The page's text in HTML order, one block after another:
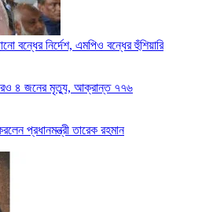
বন্ধের নির্দেশ, এমপিও বন্ধের হুঁশিয়ারি
৪ জনের মৃত্যু, আক্রান্ত ৭৭৬
প্রধানমন্ত্রী তারেক রহমান